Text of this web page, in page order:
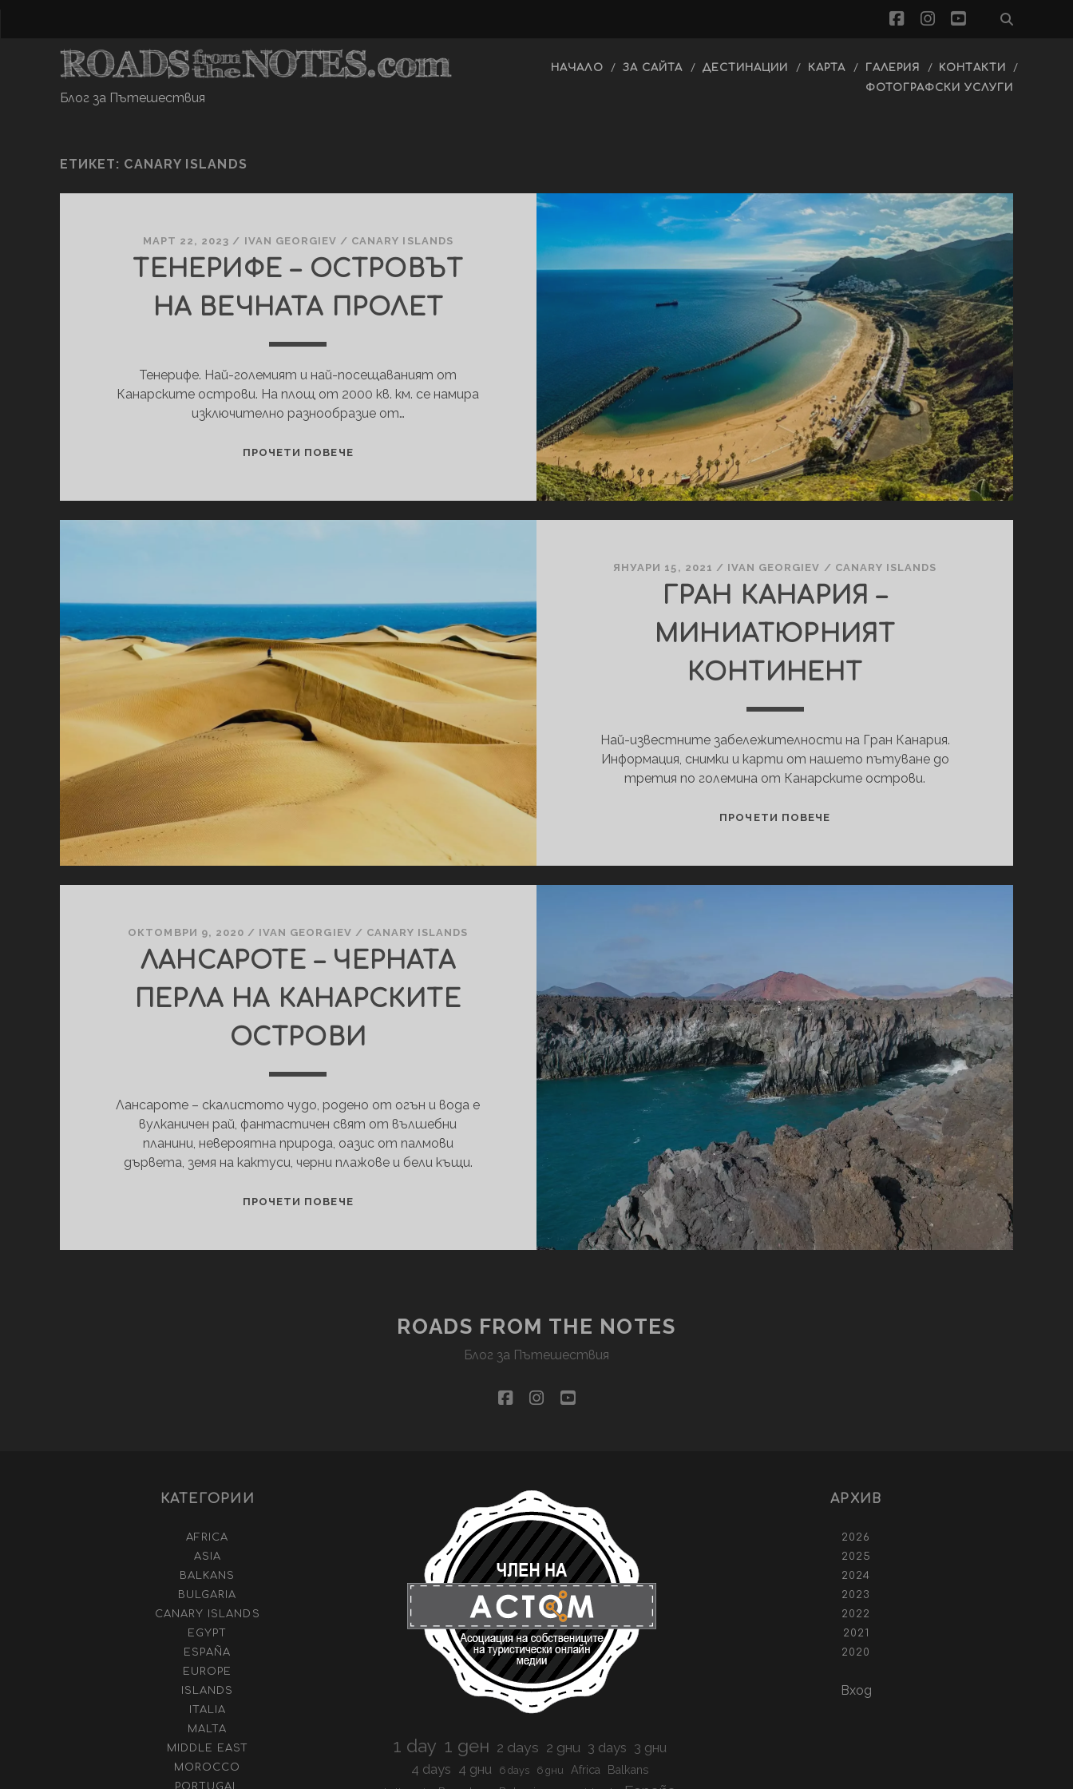
facebook
instagram
youtube
Блог за Пътешествия
НАЧАЛО ЗА САЙТА ДЕСТИНАЦИИ КАРТА ГАЛЕРИЯ
KОНТАКТИ
ФОТОГРАФСКИ УСЛУГИ
ЕТИКЕТ: CANARY ISLANDS
МАРТ 22, 2023 / IVAN GEORGIEV / CANARY ISLANDS
ТЕНЕРИФЕ – ОСТРОВЪТ
НА ВЕЧНАТА ПРОЛЕТ
Тенерифе. Най-големият и най-посещаваният от
Канарските острови. На площ от 2000 кв. км. се намира
изключително разнообразие от…
ПРОЧЕТИ ПОВЕЧЕТЕНЕРИФЕ
ЯНУАРИ 15, 2021 / IVAN GEORGIEV / CANARY ISLANDS
ГРАН КАНАРИЯ –
МИНИАТЮРНИЯТ
КОНТИНЕНТ
Най-известните забележителности на Гран Канария.
Информация, снимки и карти от нашето пътуване до
третия по големина от Канарските острови.
ПРОЧЕТИ ПОВЕЧЕГРАН
ОКТОМВРИ 9, 2020 / IVAN GEORGIEV / CANARY ISLANDS
ЛАНСАРОТЕ – ЧЕРНАТА
ПЕРЛА НА КАНАРСКИТЕ
ОСТРОВИ
Лансароте – скалистото чудо, родено от огън и вода е
вулканичен рай, фантастичен свят от вълшебни
планини, невероятна природа, оазис от палмови
дървета, земя на кактуси, черни плажове и бели къщи.
ПРОЧЕТИ ПОВЕЧЕЛАНСАРОТЕ
ROADS FROM THE NOTES
Блог за Пътешествия
facebook
instagram
youtube
КАТЕГОРИИ
AFRICA
ASIA
BALKANS
BULGARIA
CANARY ISLANDS
EGYPT
ESPAÑA
EUROPE
ISLANDS
ITALIA
MALTA
MIDDLE EAST
MOROCCO
PORTUGAL
1 day 1 ден 2 days 2 дни 3 days 3 дни
4 days 4 дни 6 days 6 дни Africa Balkans
АРХИВ
2026
2025
2024
2023
2022
2021
2020
Вход